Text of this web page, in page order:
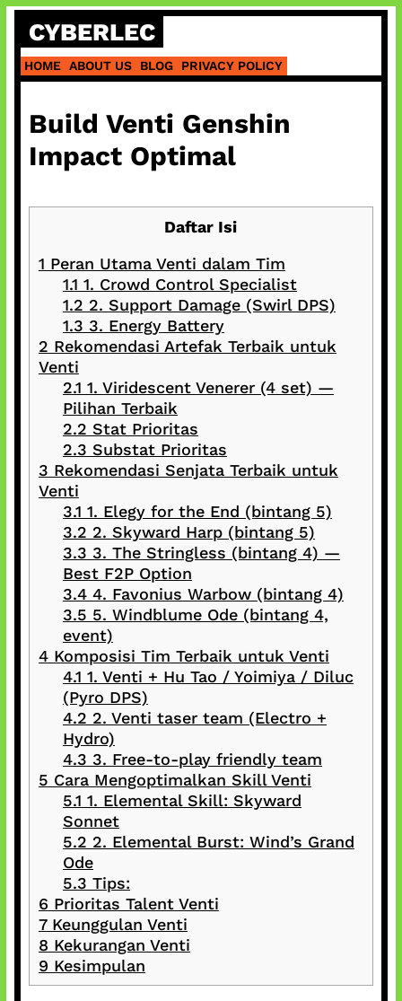
Skip
content
CYBERLEC
HOME ABOUT US BLOG PRIVACY POLICY
Build Venti Genshin
Impact Optimal
Daftar Isi
1 Peran Utama Venti dalam Tim
1.1 1. Crowd Control Specialist
1.2 2. Support Damage (Swirl DPS)
1.3 3. Energy Battery
2 Rekomendasi Artefak Terbaik untuk
Venti
2.1 1. Viridescent Venerer (4 set) —
Pilihan Terbaik
2.2 Stat Prioritas
2.3 Substat Prioritas
3 Rekomendasi Senjata Terbaik untuk
Venti
3.1 1. Elegy for the End (bintang 5)
3.2 2. Skyward Harp (bintang 5)
3.3 3. The Stringless (bintang 4) —
Best F2P Option
3.44. Favonius Warbow (bintang 4)
3.5 5. Windblume Ode (bintang 4,
event)
4Komposisi Tim Terbaik untuk Venti
4.1 1. Venti + Hu Tao / Yoimiya / Diluc
(Pyro DPS)
4.2 2. Venti taser team (Electro +
Hydro)
4.3 3. Free-to-play friendly team
5 Cara Mengoptimalkan Skill Venti
5.1 1. Elemental Skill: Skyward
Sonnet
5.2 2. Elemental Burst: Wind’s Grand
Ode
5.3 Tips:
6 Prioritas Talent Venti
7Keunggulan Venti
8 Kekurangan Venti
9 Kesimpulan